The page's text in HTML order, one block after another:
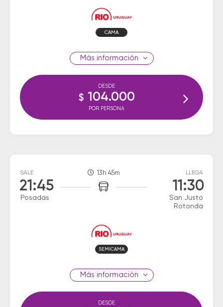
CAMA
información
DESDE
$ 104.000
POR PERSONA
SALE
21:45
Posadas
13h 45m LLEGA
11:30
San Justo
Rotonda
SEMICAMA
información
DESDE